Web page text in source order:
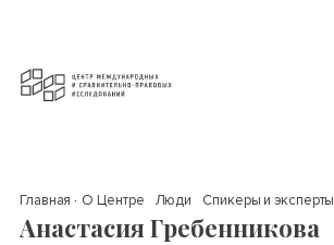
Главная О Центре Люди Спикеры и эксперты
Анастасия Гребенникова